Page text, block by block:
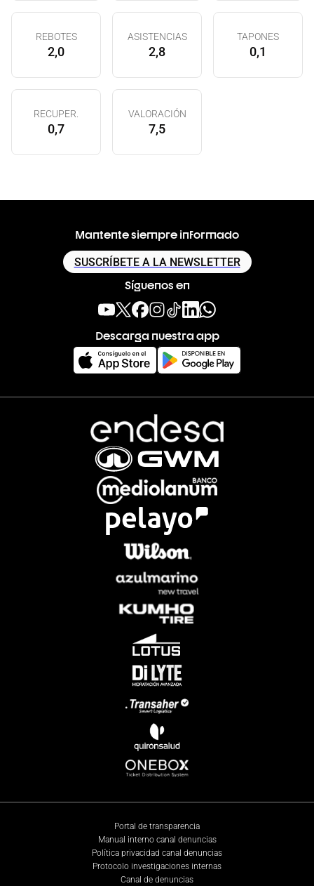
REBOTES
2,0
ASISTENCIAS
2,8
TAPONES
0,1
RECUPER.
0,7
VALORACIÓN
7,5
Mantente siempre informado
SUSCRÍBETE A LA NEWSLETTER
Síguenos en
Descarga nuestra app
Portal de transparencia
Manual interno canal denuncias
Política privacidad canal denuncias
Protocolo investigaciones internas
Canal de denuncias